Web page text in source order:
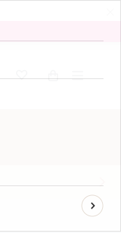
Winkelwagen